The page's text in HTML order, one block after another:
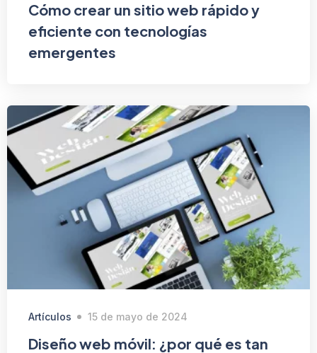
Cómo crear un sitio web rápido y
eficiente con tecnologías
emergentes
Artículos 15 de mayo de 2024
Diseño web móvil: ¿por qué es tan